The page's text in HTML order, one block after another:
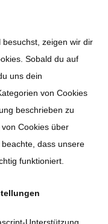
sonstiges
zeigen wir dir
Sobald du auf
uns dein
von Cookies
beschrieben zu
Cookies über
dass unsere
funktioniert.